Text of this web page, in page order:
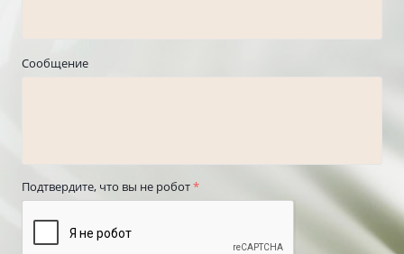
Сообщение
Подтвердите, что вы не робот*